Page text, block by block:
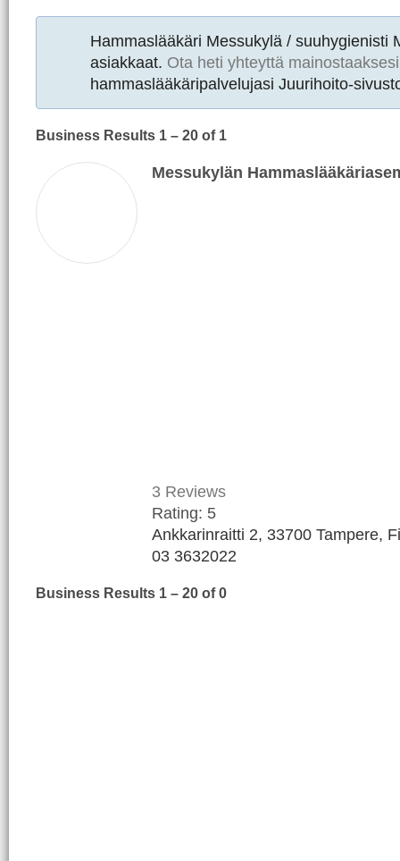
Hammaslääkäri Messukylä / suuhygienisti
asiakkaat. Ota heti yhteyttä mainostaaksesi
hammaslääkäripalvelujasi Juurihoito-
Business Results 1 – 20 of 1
Messukylän
3 Reviews
Rating: 5
Ankkarinraitti 2, 33700 Tampere,
03 3632022
Business Results 1 – 20 of 0